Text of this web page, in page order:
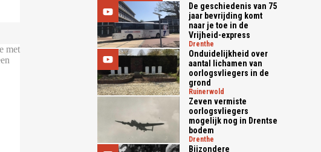
De geschiedenis van 75
jaar bevrijding komt
naar je toe in de
Vrijheid-express
drenthe
Onduidelijkheid over
aantal lichamen van
oorlogsvliegers in de
grond
ruinerwold
Zeven vermiste
oorlogsvliegers
mogelijk nog in Drentse
bodem
drenthe
Bijzondere